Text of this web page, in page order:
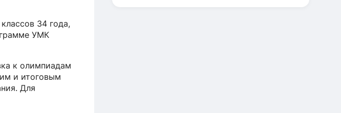
34 года,
УМК
к олимпиадам
и итоговым
Для